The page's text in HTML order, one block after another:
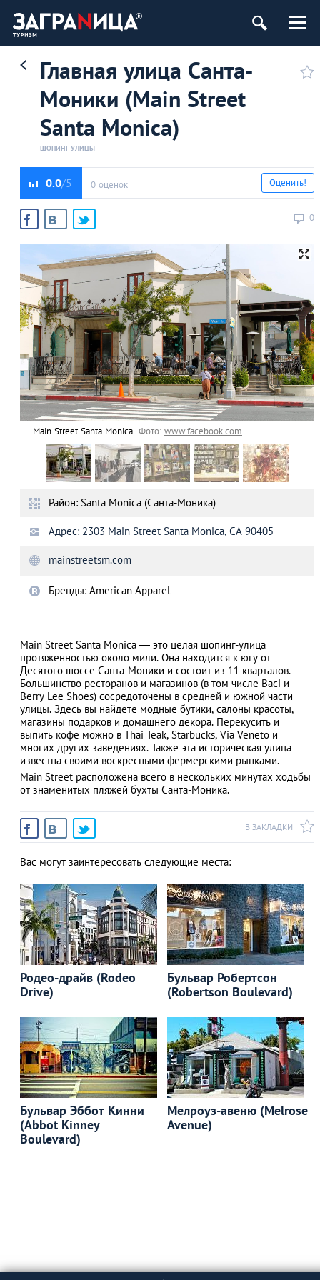
АЗАД
Главная улица Санта-
Моники (Main Street
Santa Monica)
ШОПИНГ-УЛИЦЫ
0.0 0 оценок
0
Оценить!
Main Street Santa Monica Фото:www.facebook.com
Район: Santa Moniсa (Санта-Моника)
Адрес: 2303 Main Street Santa Monica, CA 90405
mainstreetsm.com
Бренды: American Apparel
Main Street Santa Monica ― это целая шопинг-улица
протяженностью около мили. Она находится к югу от
Десятого шоссе Санта-Моники и состоит из 11 кварталов.
Большинство ресторанов и магазинов (в том числе Baci и
Berry Lee Shoes) сосредоточены в средней и южной части
улицы. Здесь вы найдете модные бутики, салоны красоты,
магазины подарков и домашнего декора. Перекусить и
выпить кофе можно в Thai Teak, Starbucks, Via Veneto и
многих других заведениях. Также эта историческая улица
известна своими воскресными фермерскими рынками.
Main Street расположена всего в нескольких минутах ходьбы
от знаменитых пляжей бухты Санта-Моника.
В ЗАКЛАДКИ
Вас могут заинтересовать следующие места:
Родео-драйв (Rodeo
Drive)
Бульвар Робертсон
(Robertson Boulevard)
Бульвар Эббот Кинни
(Abbot Kinney
Boulevard)
Мелроуз-авеню (Melrose
Avenue)